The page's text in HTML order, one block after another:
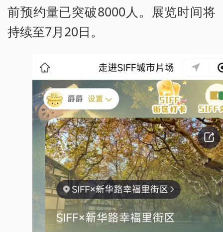
前预约量已突破8000人。展览时间将
持续至7月20日。